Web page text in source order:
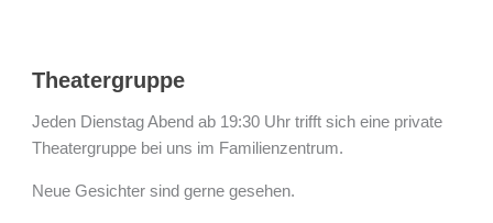
Theatergruppe
Jeden Dienstag Abend ab 19:30 Uhr trifft sich eine private
Theatergruppe bei uns im Familienzentrum.
Neue Gesichter sind gerne gesehen.